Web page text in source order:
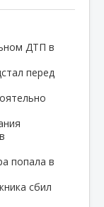
ДТП в
перед
попала в
сбил